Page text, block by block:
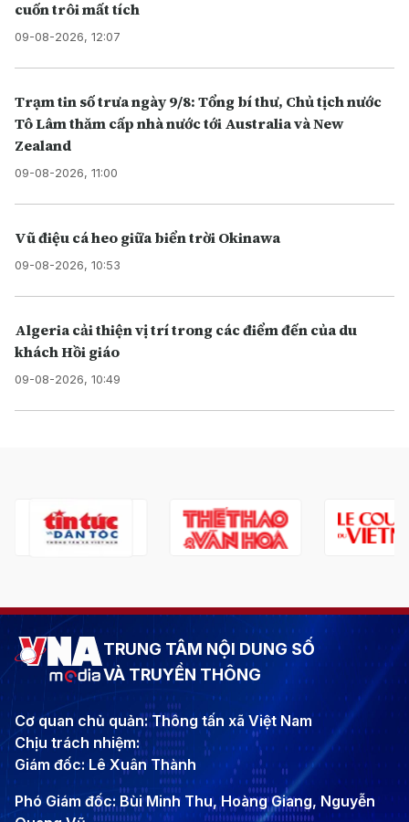
cuốn trôi mất tích
09-08-2026, 12:07
Trạm tin số trưa ngày 9/8: Tổng bí thư, Chủ tịch nước
Tô Lâm thăm cấp nhà nước tới Australia và New
Zealand
09-08-2026, 11:00
Vũ điệu cá heo giữa biển trời Okinawa
09-08-2026, 10:53
Algeria cải thiện vị trí trong các điểm đến của du
khách Hồi giáo
09-08-2026, 10:49
TRUNG TÂM NỘI DUNG SỐ
VÀ TRUYỀN THÔNG
Cơ quan chủ quản: Thông tấn xã Việt Nam
Chịu trách nhiệm:
Giám đốc: Lê Xuân Thành
Phó Giám đốc: Bùi Minh Thu, Hoàng Giang, Nguyễn